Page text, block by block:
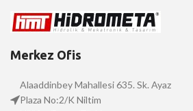
Merkez Ofis
Alaaddinbey Mahallesi 635. Sk. Ayaz
Plaza No:2/K Niltim